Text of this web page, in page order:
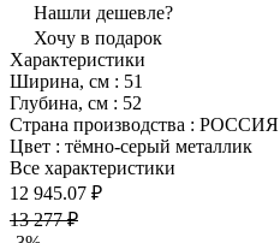
Нашли дешевле?
Хочу в подарок
Характеристики
Ширина, см : 51
Глубина, см : 52
Страна производства : РОССИЯ
Цвет : тёмно-серый металлик
Все характеристики
12 945.07 ₽
13 277 ₽